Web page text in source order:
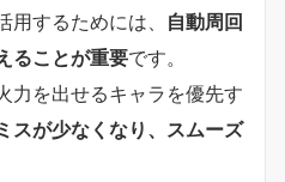
するためには、 自動周回
ることが重要です。
力を出せるキャラを優先す
スが少なくなり、スムーズ